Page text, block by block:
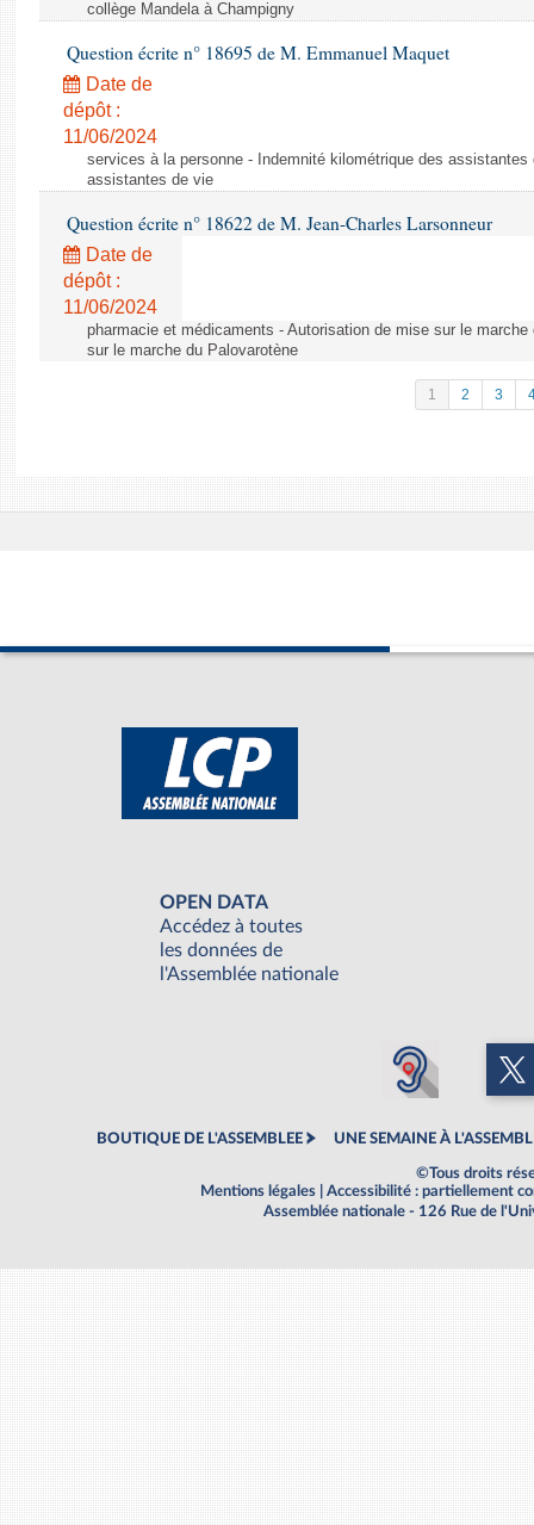
collège Mandela à Champigny
Question écrite n° 18695 de M. Emmanuel Maquet
Date de
dépôt :
11/06/2024
services à la personne - Indemnité kilométrique des
assistantes de vie
Question écrite n° 18622 de M. Jean-Charles Larsonneur
Date de
dépôt :
11/06/2024
pharmacie et médicaments - Autorisation de mise sur le
sur le marche du Palovarotène
1 2 3
OPEN DATA
Accédez à toutes
les données de
l'Assemblée nationale
BOUTIQUE DE L'ASSEMBLEE UNE SEMAINE À
©Tous droits
Mentions légales
Accessibilité : partiellement
Assemblée nationale - 126 Rue de